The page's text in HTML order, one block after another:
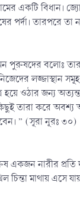
একটি বিধান।
পর্দা। তারপরে তা
পুরুষদের বলোঃ
লজ্জাস্থান
ওঠার জন্য অত্যন্ত
তারা করে
” (সূরা নূরঃ ৩০)
একজন নারীর প্রতি
চিন্তা মাথায় এসে